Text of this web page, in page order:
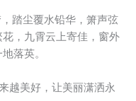
踏尘覆水铅华，箫声弦
，九霄云上寄佳，窗外
落英。
越美好，让美丽潇洒永